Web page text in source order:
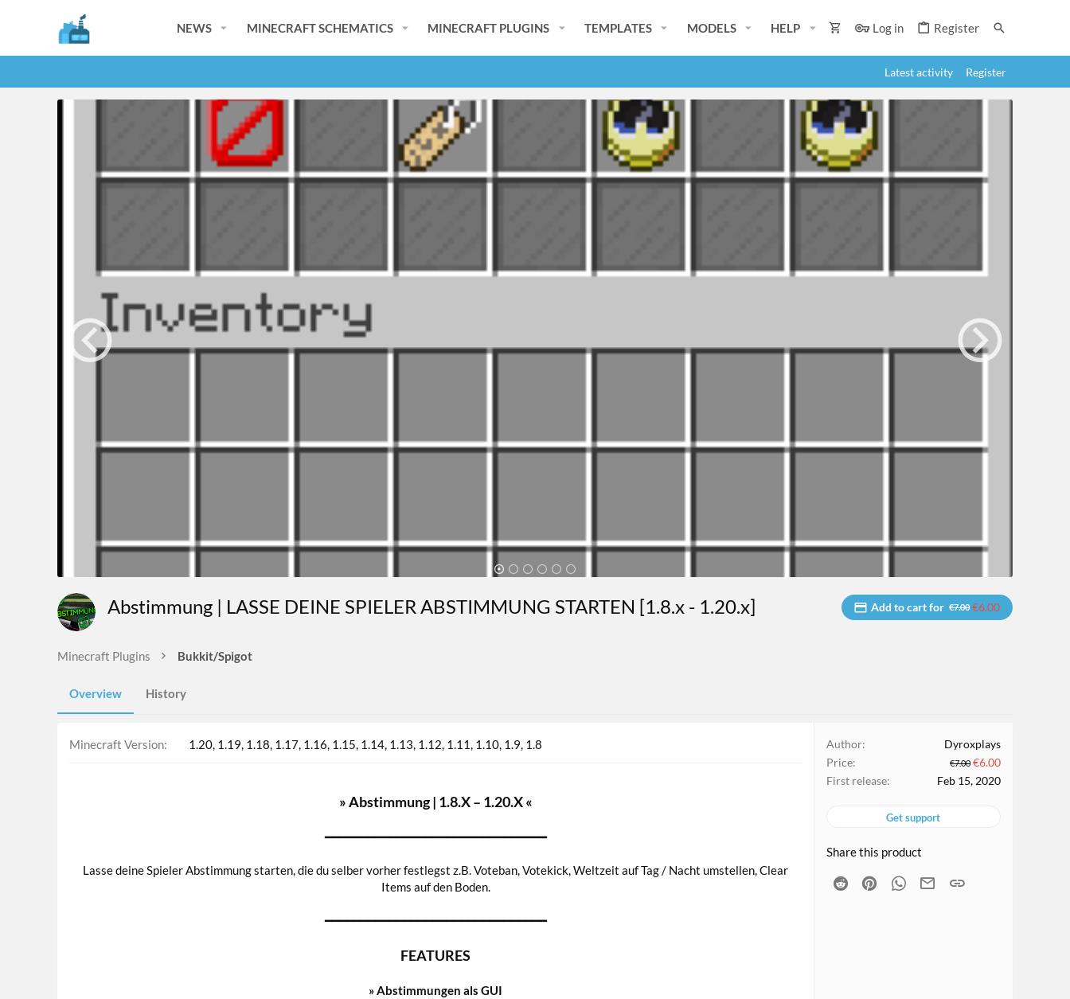
NEWS MINECRAFT SCHEMATICS MINECRAFT PLUGINS TEMPLATES MODELS HELP Log in Register
Latest activity Register
Abstimmung | LASSE DEINE SPIELER ABSTIMMUNG STARTEN [1.8.x - 1.20.x] Add to cart for €7.00 €6.00
Minecraft Plugins Bukkit/Spigot
Overview History
Minecraft Version 1.20 1.19 1.18 1.17 1.16 1.15 1.14 1.13 1.12 1.11 1.10 1.9 1.8
» Abstimmung | 1.8.X – 1.20.X «
━━━━━━━━━━━━━━━━━━━━━━━━━━━━━━━
Lasse deine Spieler Abstimmung starten, die du selber vorher festlegst z.B. Voteban, Votekick, Weltzeit auf Tag / Nacht umstellen, Clear
Items auf den Boden.
━━━━━━━━━━━━━━━━━━━━━━━━━━━━━━━
FEATURES
» Abstimmungen als GUI
Author
Dyroxplays
Price
€7.00 €6.00
First release
Feb 15, 2020
Get support
Share this product
Reddit PinterestWhatsApp
Email